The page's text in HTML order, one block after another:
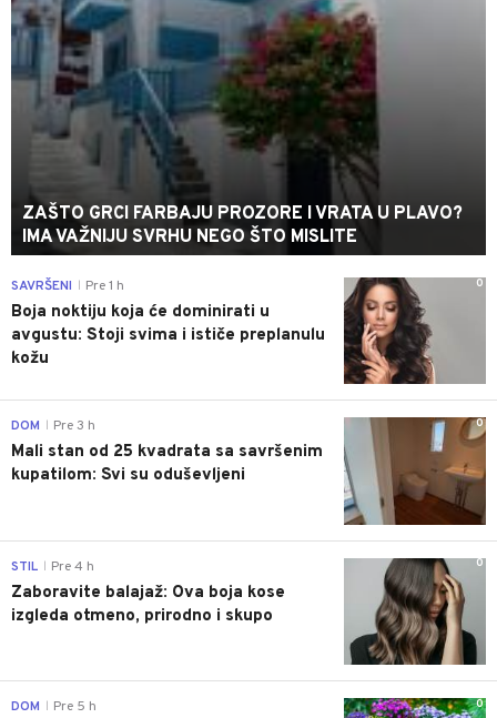
ZAŠTO GRCI FARBAJU PROZORE I VRATA U PLAVO?
IMA VAŽNIJU SVRHU NEGO ŠTO MISLITE
0
SAVRŠENI Pre 1 h
Boja noktiju koja će dominirati u
avgustu: Stoji svima i ističe preplanulu
kožu
0
DOM Pre 3 h
Mali stan od 25 kvadrata sa savršenim
kupatilom: Svi su oduševljeni
0
STIL Pre 4 h
Zaboravite balajaž: Ova boja kose
izgleda otmeno, prirodno i skupo
0
DOM Pre 5 h